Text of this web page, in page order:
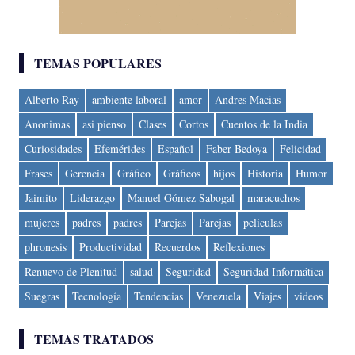
TEMAS POPULARES
Alberto Ray ambiente laboral amor
Andres Macias
Anonimas
asi pienso Clases Cortos
Cuentos de la India
Curiosidades
Efemérides Español Faber Bedoya
Felicidad
Frases
Gerencia Gráfico Gráficos hijos Historia
Humor
Jaimito
Liderazgo Manuel Gómez Sabogal
maracuchos
mujeres
padres padres Parejas Parejas
peliculas
phronesis
Productividad Recuerdos
Reflexiones
Renuevo de Plenitud
salud Seguridad
Seguridad Informática
Suegras
Tecnología Tendencias Venezuela Viajes videos
TEMAS TRATADOS